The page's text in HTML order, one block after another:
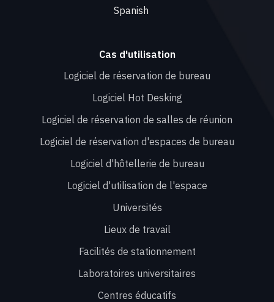
Spanish
Cas d'utilisation
Logiciel de réservation de bureau
Logiciel Hot Desking
Logiciel de réservation de salles de réunion
Logiciel de réservation d'espaces de bureau
Logiciel d'hôtellerie de bureau
Logiciel d'utilisation de l'espace
Universités
Lieux de travail
Facilités de stationnement
Laboratoires universitaires
Centres éducatifs